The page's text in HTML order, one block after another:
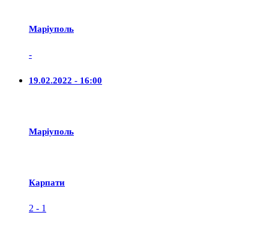
Маріуполь
-
19.02.2022 - 16:00
Маріуполь
Карпати
2 - 1